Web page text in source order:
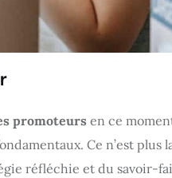
promoteurs en ce
Ce n’est plus
réfléchie et du savoir-